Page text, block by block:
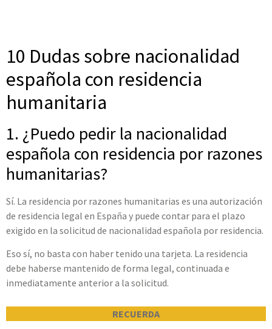
10 Dudas sobre nacionalidad
española con residencia
humanitaria
1. ¿Puedo pedir la nacionalidad
española con residencia por razones
humanitarias?
Sí. La residencia por razones humanitarias es una autorización
de residencia legal en España y puede contar para el plazo
exigido en la solicitud de nacionalidad española por residencia.
Eso sí, no basta con haber tenido una tarjeta. La residencia
debe haberse mantenido de forma legal, continuada e
inmediatamente anterior a la solicitud.
RECUERDA